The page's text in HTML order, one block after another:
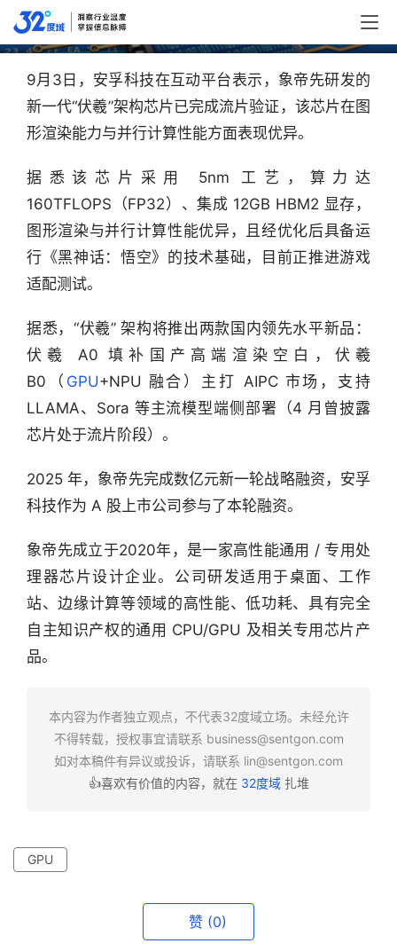
行
快
资
讯
精
选
数
据
象帝先（5nm）GPU完成流片验证
9月3日，安孚科技在互动平台表示，象帝先研发的
新一代“伏羲”架构芯片已完成流片验证，该芯片在图
形渲染能力与并行计算性能方面表现优异。
据悉该芯片采用 5nm 工艺，算力达
160TFLOPS（FP32）、集成 12GB HBM2 显存，
图形渲染与并行计算性能优异，且经优化后具备运
行《黑神话：悟空》的技术基础，目前正推进游戏
适配测试。
据悉，“伏羲” 架构将推出两款国内领先水平新品：
伏羲 A0 填补国产高端渲染空白，伏羲
B0（ GPU+NPU 融合）主打 AIPC 市场，支持
LLAMA、Sora 等主流模型端侧部署（4 月曾披露
芯片处于流片阶段）。
2025 年，象帝先完成数亿元新一轮战略融资，安孚
科技作为 A 股上市公司参与了本轮融资。
象帝先成立于2020年，是一家高性能通用 / 专用处
理器芯片设计企业。公司研发适用于桌面、工作
站、边缘计算等领域的高性能、低功耗、具有完全
自主知识产权的通用 CPU/GPU 及相关专用芯片产
品。
本内容为作者独立观点，不代表32度域立场。未经允许
不得转载，授权事宜请联系 business@sentgon.com
如对本稿件有异议或投诉，请联系 lin@sentgon.com
👍喜欢有价值的内容，就在 32度域扎堆
GPU
赞 (0)